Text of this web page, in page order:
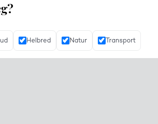
Helbred Natur Transport